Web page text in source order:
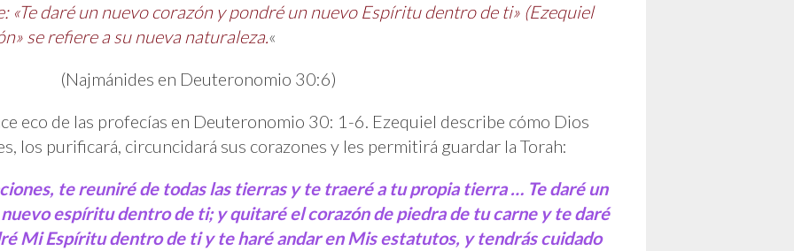
«Te daré un nuevo corazón y pondré un nuevo Espíritu dentro de ti» (Ezequiel
se refiere a su nueva naturaleza.«
(Najmánides en Deuteronomio 30:6)
eco de las profecías en Deuteronomio 30: 1-6. Ezequiel describe cómo Dios
los purificará, circuncidará sus corazones y les permitirá guardar la Torah:
te reuniré de todas las tierras y te traeré a tu propia tierra … Te daré un
espíritu dentro de ti; y quitaré el corazón de piedra de tu carne y te daré
Mi Espíritu dentro de ti y te haré andar en Mis estatutos, y tendrás cuidado